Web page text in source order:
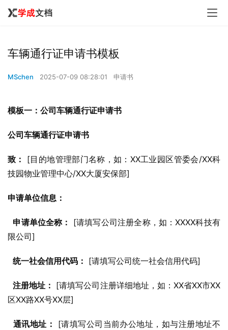
车辆通行证申请书模板
MSchen 2025-07-09 08:28:01 申请书
模板一：公司车辆通行证申请书
公司车辆通行证申请书
致：
[目的地管理部门名称，如：XX工业园区管委会/XX科
技园物业管理中心/XX大厦安保部]
申请单位信息：
申请单位全称：
[请填写公司注册全称，如：XXXX科技有
限公司]
统一社会信用代码： [请填写公司统一社会信用代码]
注册地址： [请填写公司注册详细地址，如：XX省XX市XX
区XX路XX号XX层]
通讯地址：
[请填写公司当前办公地址，如与注册地址不